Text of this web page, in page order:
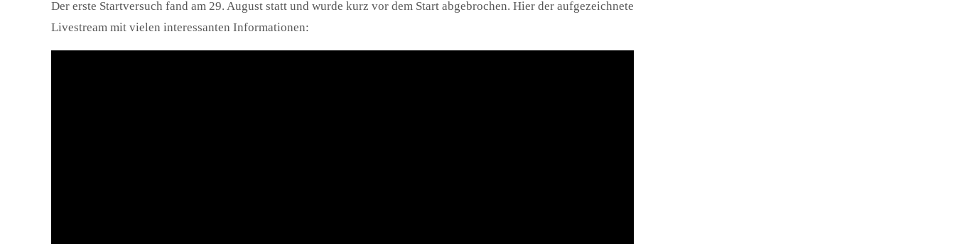
Der erste Startversuch fand am 29. August statt und wurde kurz vor dem Start abgebrochen. Hier der aufgezeichnete
Livestream mit vielen interessanten Informationen: